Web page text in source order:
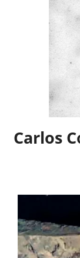
Carlos